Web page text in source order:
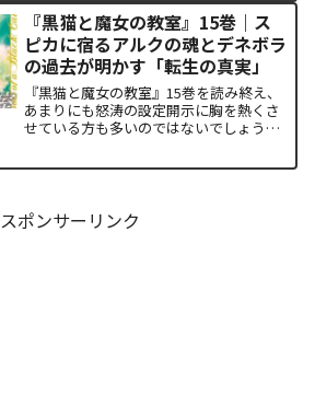
坂道が選択した驚くべき行動が描かれま
す。科学的な限界や競技...
『黒猫と魔女の教室』15巻｜ス
ピカに宿るアルクの魂とデネボラ
の過去が明かす「転生の真実」
『黒猫と魔女の教室』15巻を読み終え、
あまりにも怒涛の設定開示に胸を熱くさ
せている方も多いのではないでしょう
スポンサーリンク